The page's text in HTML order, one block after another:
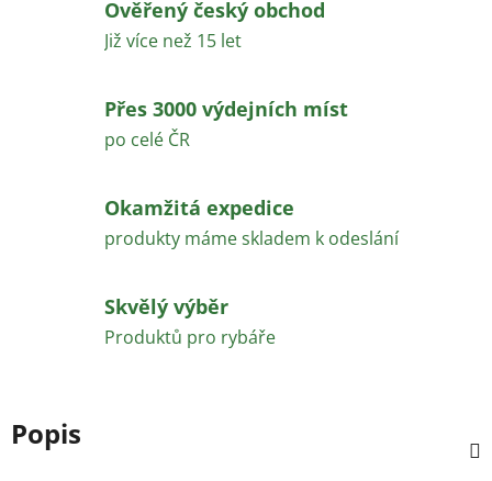
Ověřený český obchod
Již více než 15 let
Přes 3000 výdejních míst
po celé ČR
Okamžitá expedice
produkty máme skladem k odeslání
Skvělý výběr
Produktů pro rybáře
Popis